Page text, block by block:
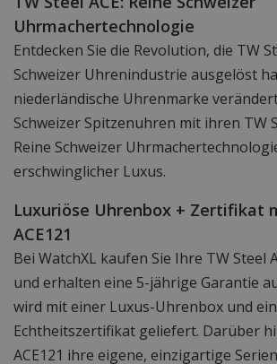
Uhrmachertechnologie
Entdecken Sie die Revolution, die TW
Schweizer Uhrenindustrie ausgelöst
niederländische Uhrenmarke
Schweizer Spitzenuhren mit ihren TW
Reine Schweizer
erschwinglicher Luxus.
Luxuriöse Uhrenbox + Zertifikat
ACE121
Bei WatchXL kaufen Sie Ihre TW Steel
und erhalten eine 5-jährige Garantie
wird mit einer Luxus-Uhrenbox und
Echtheitszertifikat geliefert. Darüber
ACE121 ihre eigene, einzigartige